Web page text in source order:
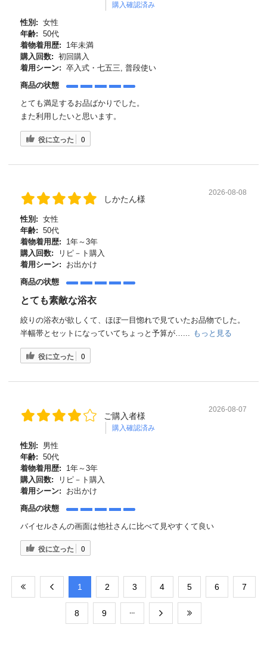
購入確認済み
性別: 女性
年齢: 50代
着物着用歴:
1年未満
購入回数: 初回購入
着用シーン: 卒入式・七五三, 普段使い
商品の状態
とても満足するお品ばかりでした。
また利用したいと思います。
役に立った 0
しかたん様
2026-08-08
性別: 女性
年齢: 50代
着物着用歴:
1年～3年
購入回数:
リピ－ト購入
着用シーン:
お出かけ
商品の状態
とても素敵な浴衣
絞りの浴衣が欲しくて、ほぼ一目惚れで見ていたお品物でした。
半幅帯とセットになっていてちょっと予算が…... もっと見る
役に立った 0
ご購入者様
購入確認済み
2026-08-07
性別:
男性
年齢: 50代
着物着用歴:
1年～3年
購入回数:
リピ－ト購入
着用シーン:
お出かけ
商品の状態
バイセルさんの画面は他社さんに比べて見やすくて良い
役に立った 0
​1 ​2 ​3 ​4 ​5 ​6 ​7
​8 ​9